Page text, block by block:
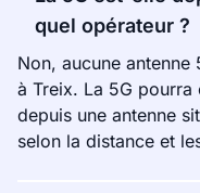
quel opérateur ?
Non, aucune antenne
à Treix. La 5G pourra
depuis une antenne
selon la distance et